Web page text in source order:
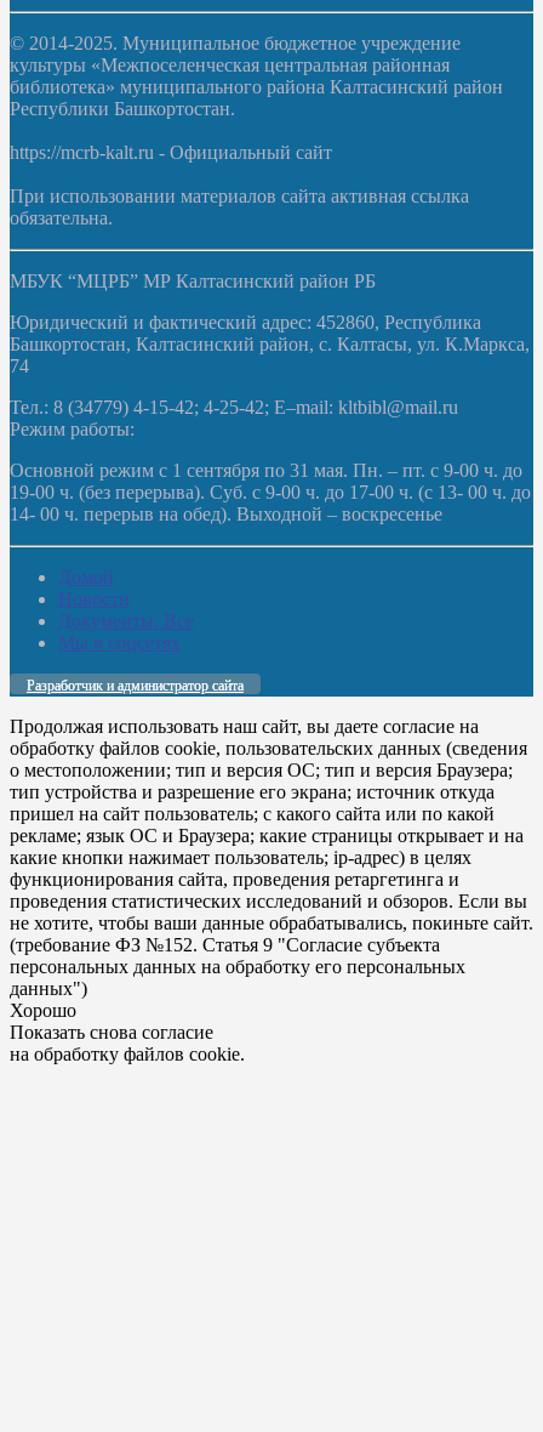
© 2014-2025. Муниципальное бюджетное учреждение
культуры «Межпоселенческая центральная районная
библиотека» муниципального района Калтасинский район
Республики Башкортостан.
https://mcrb-kalt.ru - Официальный сайт
При использовании материалов сайта активная ссылка
обязательна.
МБУК “МЦРБ” МР Калтасинский район РБ
Юридический и фактический адрес: 452860, Республика
Башкортостан, Калтасинский район, с. Калтасы, ул. К.Маркса,
74
Тел.: 8 (34779) 4-15-42; 4-25-42; E–mail: kltbibl@mail.ru
Режим работы:
Основной режим с 1 сентября по 31 мая. Пн. – пт. с 9-00 ч. до
19-00 ч. (без перерыва). Суб. с 9-00 ч. до 17-00 ч. (с 13- 00 ч. до
14- 00 ч. перерыв на обед). Выходной – воскресенье
Домой
Новости
Документы. Все
Мы в соцсетях
Разработчик и администратор сайта
Продолжая использовать наш сайт, вы даете согласие на
обработку файлов cookie, пользовательских данных (сведения
о местоположении; тип и версия ОС; тип и версия Браузера;
тип устройства и разрешение его экрана; источник откуда
пришел на сайт пользователь; с какого сайта или по какой
рекламе; язык ОС и Браузера; какие страницы открывает и на
какие кнопки нажимает пользователь; ip-адрес) в целях
функционирования сайта, проведения ретаргетинга и
проведения статистических исследований и обзоров. Если вы
не хотите, чтобы ваши данные обрабатывались, покиньте сайт.
(требование ФЗ №152. Статья 9 "Согласие субъекта
персональных данных на обработку его персональных
данных")
Хорошо
Показать снова согласие
на обработку файлов cookie.